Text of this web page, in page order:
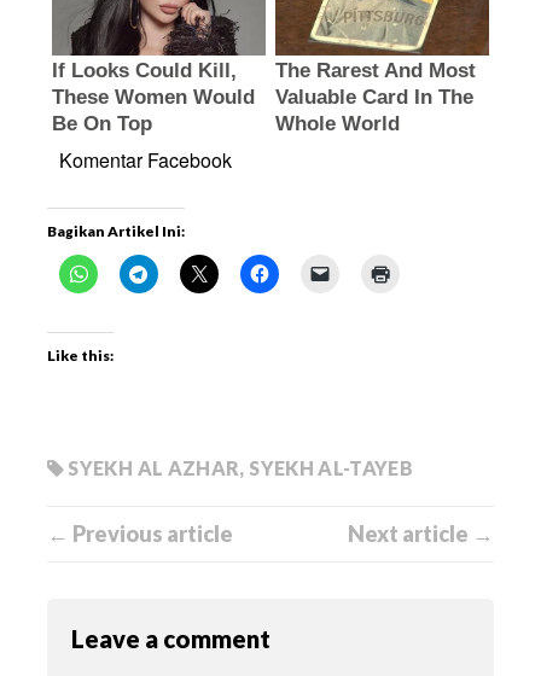
Komentar Facebook
Bagikan Artikel Ini:
Like this:
SYEKH AL AZHAR, SYEKH AL-TAYEB
← Previous article Next article →
Leave a comment